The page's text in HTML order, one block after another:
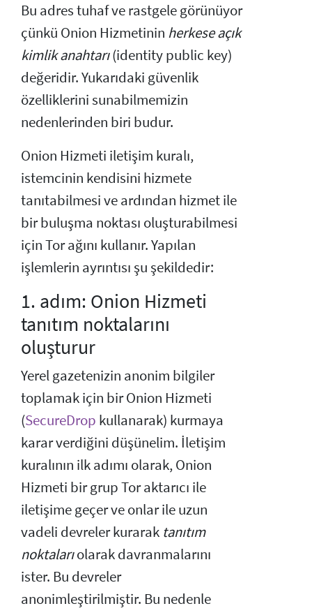
Bu adres tuhaf ve rastgele görünüyor
çünkü Onion Hizmetinin herkese açık
kimlik anahtarı(identity public key)
değeridir. Yukarıdaki güvenlik
özelliklerini sunabilmemizin
nedenlerinden biri budur.
Onion Hizmeti iletişim kuralı,
istemcinin kendisini hizmete
tanıtabilmesi ve ardından hizmet ile
bir buluşma noktası oluşturabilmesi
için Tor ağını kullanır. Yapılan
işlemlerin ayrıntısı şu şekildedir:
1. adım: Onion Hizmeti
tanıtım noktalarını
oluşturur
Yerel gazetenizin anonim bilgiler
toplamak için bir Onion Hizmeti
(SecureDrop kullanarak) kurmaya
karar verdiğini düşünelim. İletişim
kuralının ilk adımı olarak, Onion
Hizmeti bir grup Tor aktarıcı ile
iletişime geçer ve onlar ile uzun
vadeli devreler kurarak tanıtım
noktalarıolarak davranmalarını
ister. Bu devreler
anonimleştirilmiştir. Bu nedenle